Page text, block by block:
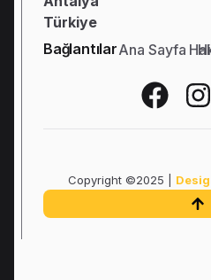
Türkiye
BağlantılarAna Sayfa
Copyright ©2025 |